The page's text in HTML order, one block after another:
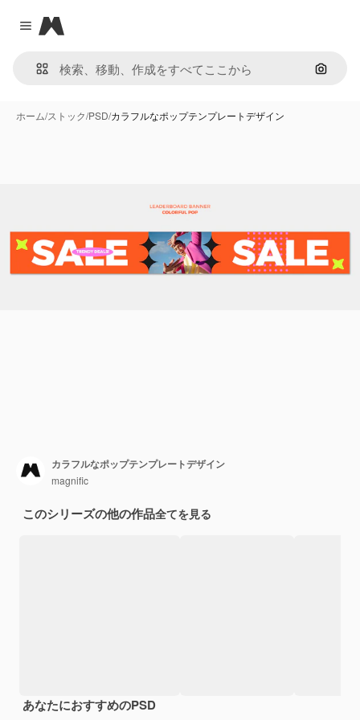
Close menu
Magnific
画像で
ホーム/ストック/PSD/カラフルなポップテンプレートデザイン
カラフルなポップテンプレートデザイン
magnific
このシリーズの他の作品全てを見る
あなたにおすすめのPSD